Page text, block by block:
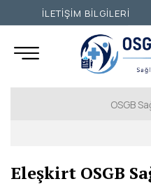
OSGB
İSTANBUL ANADOLU
Eleşkirt OSGB
İLETİŞİM BİLGİLERİ